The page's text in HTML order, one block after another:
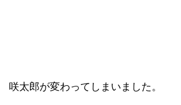
咲太郎が変わってしまいました。